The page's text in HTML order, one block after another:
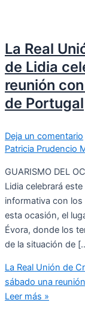
La Real
de Lidia
reunión
de Portugal
Deja un comentario
Patricia Prudencio
GUARISMO DEL
Lidia celebrará
informativa con los
esta ocasión, el
Évora, donde los
de la situación de
La Real Unión de
sábado una
Leer más »